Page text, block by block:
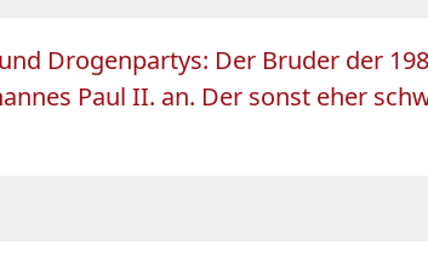
Drogenpartys: Der Bruder der
Paul II. an. Der sonst eher